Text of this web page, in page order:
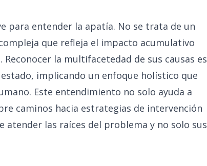
para entender la apatía. No se trata de un
que refleja el impacto acumulativo
la multifacetedad de sus causas es
implicando un enfoque holístico que
Este entendimiento no solo ayuda a
caminos hacia estrategias de intervención
atender las raíces del problema y no solo sus